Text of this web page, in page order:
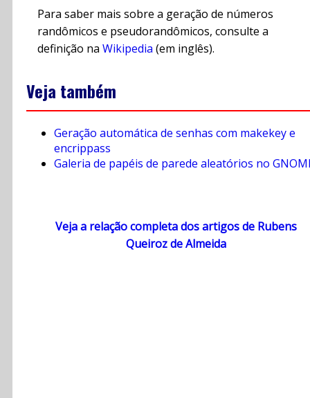
Para saber mais sobre a geração de números
randômicos e pseudorandômicos, consulte a
definição na Wikipedia (em inglês).
Veja também
Geração automática de senhas com makekey e
encrippass
Galeria de papéis de parede aleatórios no
Veja a relação completa dos artigos de Rubens
Queiroz de Almeida